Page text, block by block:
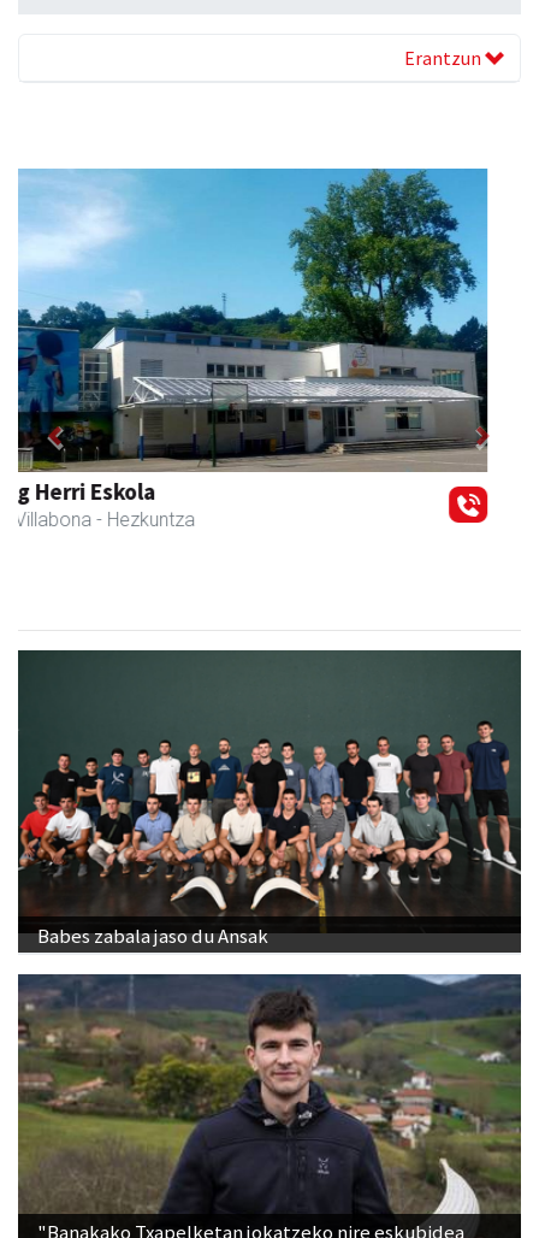
Erantzun
Arruti gozotegia
Andoain - Gozotegiak
Previous Next
Babes zabala jaso du Ansak
"Banakako Txapelketan jokatzeko nire eskubidea